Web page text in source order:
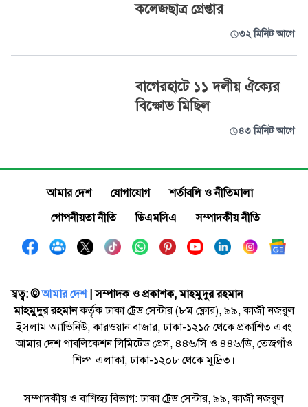
কলেজছাত্র গ্রেপ্তার
৩২ মিনিট আগে
বাগেরহাটে ১১ দলীয় ঐক্যের
বিক্ষোভ মিছিল
৪৩ মিনিট আগে
আমার দেশ যোগাযোগ
শর্তাবলি ও নীতিমালা
গোপনীয়তা নীতি
ডিএমসিএ সম্পাদকীয় নীতি
স্বত্ব: ©️আমার দেশ| সম্পাদক ও প্রকাশক, মাহমুদুর রহমান
মাহমুদুর রহমানকর্তৃক ঢাকা ট্রেড সেন্টার (৮ম ফ্লোর), ৯৯, কাজী নজরুল
ইসলাম অ্যাভিনিউ, কারওয়ান বাজার, ঢাকা-১২১৫ থেকে প্রকাশিত এবং
আমার দেশ পাবলিকেশন লিমিটেড প্রেস, ৪৪৬/সি ও ৪৪৬/ডি, তেজগাঁও
শিল্প এলাকা, ঢাকা-১২০৮ থেকে মুদ্রিত।
সম্পাদকীয় ও বাণিজ্য বিভাগ: ঢাকা ট্রেড সেন্টার, ৯৯, কাজী নজরুল